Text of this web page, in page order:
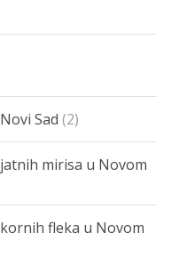
Sad (2)
mirisa u Novom
fleka u Novom